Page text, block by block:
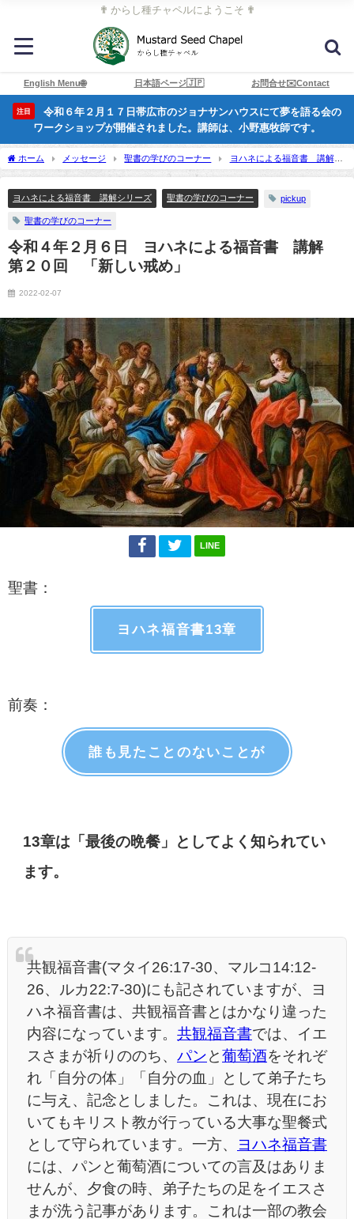
✟ からし種チャペルにようこそ ✟
English Menu🌐 日本語ページ🇯🇵 お問合せ✉️Contact
注目
令和６年２月１７日帯広市のジョナサンハウスにて夢を語る会の
ワークショップが開催されました。講師は、小野惠牧師です。
ホーム メッセージ 聖書の学びのコーナー
ヨハネによる福音書 講解シ
リーズ
令和４年２月６日 ヨハネによる福音書 講解 第２０回 「新しい戒
ヨハネによる福音書 講解シリーズ
聖書の学びのコーナー pickup
聖書の学びのコーナー
令和４年２月６日 ヨハネによる福音書 講解
第２０回 「新しい戒め」
2022-02-07
LINE
聖書：
ヨハネ福音書13章
前奏：
誰も見たことのないことが
13章は「最後の晩餐」としてよく知られてい
ます。
共観福音書(マタイ26:17-30、マルコ14:12-
26、ルカ22:7-30)にも記されていますが、ヨ
ハネ福音書は、共観福音書とはかなり違った
内容になっています。 共観福音書では、イエ
スさまが祈りののち、 パン と 葡萄酒をそれぞ
れ「自分の体」「自分の血」として弟子たち
に与え、記念としました。これは、現在にお
いてもキリスト教が行っている大事な聖餐式
として守られています。一方、
ヨハネ福音書
には、パンと葡萄酒についての言及はありま
せんが、夕食の時、弟子たちの足をイエスさ
まが洗う記事があります。これは一部の教会